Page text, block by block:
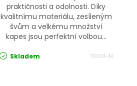
praktičnosti a odolnosti. Díky
kvalitnímu materiálu, zesíleným
švům a velkému množství
kapes jsou perfektní volbou...
Skladem T01031-M